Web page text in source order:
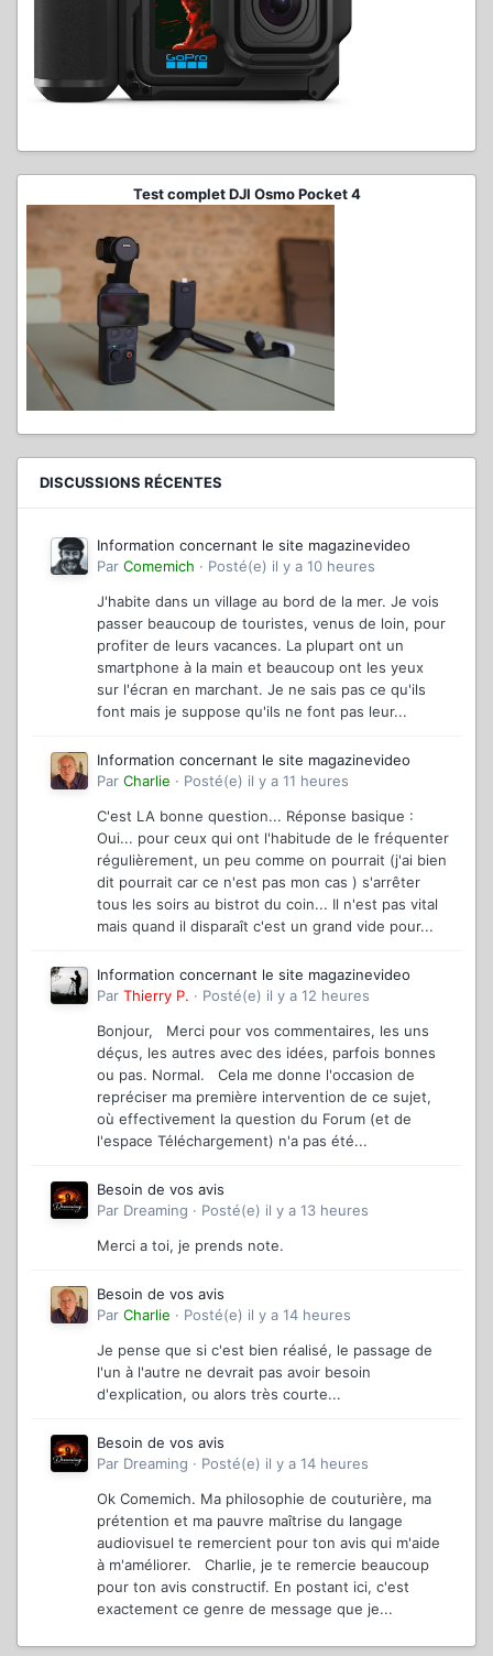
Test complet DJI Osmo Pocket 4
DISCUSSIONS RÉCENTES
Information concernant le site magazinevideo
Par Comemich · Posté(e) il y a 10 heures
J'habite dans un village au bord de la mer. Je vois
passer beaucoup de touristes, venus de loin, pour
profiter de leurs vacances. La plupart ont un
smartphone à la main et beaucoup ont les yeux
sur l'écran en marchant. Je ne sais pas ce qu'ils
font mais je suppose qu'ils ne font pas leur...
Information concernant le site magazinevideo
Par Charlie · Posté(e) il y a 11 heures
C'est LA bonne question... Réponse basique :
Oui... pour ceux qui ont l'habitude de le fréquenter
régulièrement, un peu comme on pourrait (j'ai bien
dit pourrait car ce n'est pas mon cas ) s'arrêter
tous les soirs au bistrot du coin... Il n'est pas vital
mais quand il disparaît c'est un grand vide pour...
Information concernant le site magazinevideo
Par Thierry P. · Posté(e) il y a 12 heures
Bonjour, Merci pour vos commentaires, les uns
déçus, les autres avec des idées, parfois bonnes
ou pas. Normal. Cela me donne l'occasion de
repréciser ma première intervention de ce sujet,
où effectivement la question du Forum (et de
l'espace Téléchargement) n'a pas été...
Besoin de vos avis
Par Dreaming · Posté(e) il y a 13 heures
Merci a toi, je prends note.
Besoin de vos avis
Par Charlie · Posté(e) il y a 14 heures
Je pense que si c'est bien réalisé, le passage de
l'un à l'autre ne devrait pas avoir besoin
d'explication, ou alors très courte...
Besoin de vos avis
Par Dreaming · Posté(e) il y a 14 heures
Ok Comemich. Ma philosophie de couturière, ma
prétention et ma pauvre maîtrise du langage
audiovisuel te remercient pour ton avis qui m'aide
à m'améliorer. Charlie, je te remercie beaucoup
pour ton avis constructif. En postant ici, c'est
exactement ce genre de message que je...